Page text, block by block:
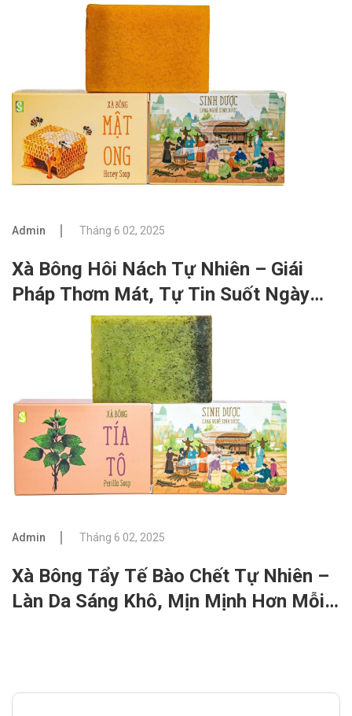
Kiệm & Thân Thiện Môi Trường
Admin Tháng 6 02, 2025
Xà Bông Hôi Nách Tự Nhiên – Giái
Pháp Thơm Mát, Tự Tin Suốt Ngày
Admin Tháng 6 02, 2025
Xà Bông Tẩy Tế Bào Chết Tự Nhiên –
Làn Da Sáng Khô, Mịn Mịnh Hơn Mỗi